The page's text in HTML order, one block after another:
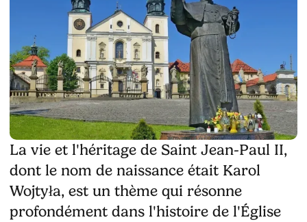
La vie et l'héritage de Saint Jean-Paul II,
dont le nom de naissance était Karol
Wojtyła, est un thème qui résonne
profondément dans l'histoire de l'Église